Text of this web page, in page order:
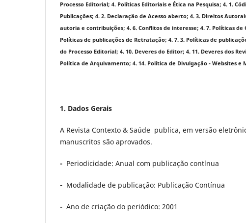
Processo Editorial; 4. Políticas Editoriais e Ética na Pesquisa; 4. 1.
Publicações; 4. 2. Declaração de Acesso aberto; 4. 3. Direitos
autoria e contribuições; 4. 6. Conflitos de interesse; 4. 7. Políticas de
Políticas de publicações de Retratação; 4. 7. 3. Políticas de
do Processo Editorial; 4. 10. Deveres do Editor; 4. 11. Deveres dos
Política de Arquivamento; 4. 14. Política de Divulgação - Websites e
1. Dados Gerais
A Revista Contexto & Saúde publica, em versão
manuscritos são aprovados.
- Periodicidade: Anual com publicação contínua
- Modalidade de publicação: Publicação Contínua
- Ano de criação do periódico: 2001